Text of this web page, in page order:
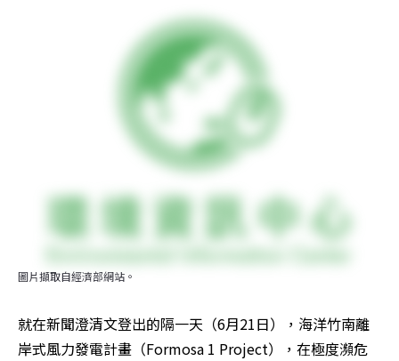
圖片擷取自經濟部網站。
就在新聞澄清文登出的隔一天（6月21日），海洋竹南離
岸式風力發電計畫（Formosa 1 Project），在極度瀕危